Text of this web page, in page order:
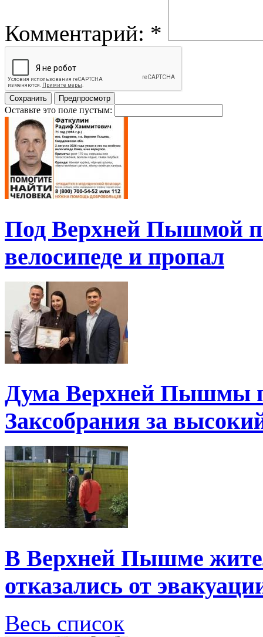
Комментарий: *
Оставьте это поле пустым:
Под Верхней Пышмой
велосипеде и пропал
Дума Верхней Пышмы
Заксобрания за
В Верхней Пышме
отказались от
Весь список